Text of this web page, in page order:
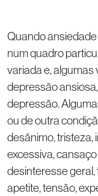
Quando
num quadro
variada e, algumas
depressão
depressão.
ou de outra
desânimo, tristeza,
excessiva,
desinteresse
apetite, tensão,